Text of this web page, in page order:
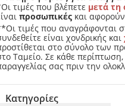
τιμές που βλέπετε μετά τη
προσωπικές και
τιμές που αναγράφονται
είναι χονδρικής και
στο σύνολο των
Ταμείο. Σε κάθε
σας πριν την
Κατηγορίες